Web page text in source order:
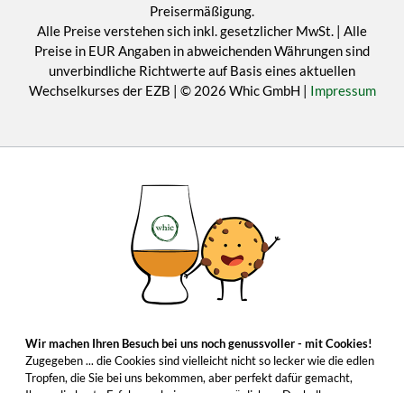
Preisermäßigung.
Alle Preise verstehen sich inkl. gesetzlicher MwSt. | Alle
Preise in EUR Angaben in abweichenden Währungen sind
unverbindliche Richtwerte auf Basis eines aktuellen
Wechselkurses der EZB | © 2026 Whic GmbH | Impressum
Wir machen Ihren Besuch bei uns noch genussvoller - mit Cookies!
Zugegeben ... die Cookies sind vielleicht nicht so lecker wie die edlen
Tropfen, die Sie bei uns bekommen, aber perfekt dafür gemacht,